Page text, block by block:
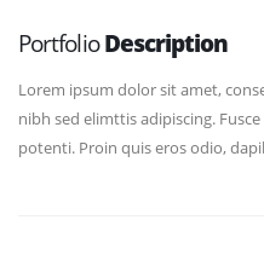
PortfolioDescription
Lorem ipsum dolor sit amet,
nibh sed elimttis adipiscing.
potenti. Proin quis eros odio,